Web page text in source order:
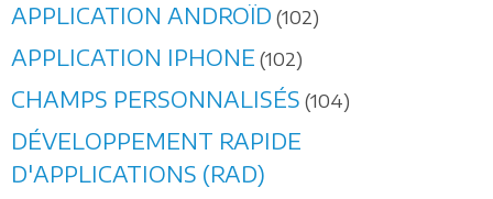
APPLICATION ANDROÏD (102)
APPLICATION IPHONE (102)
CHAMPS PERSONNALISÉS (104)
DÉVELOPPEMENT RAPIDE
D'APPLICATIONS (RAD)